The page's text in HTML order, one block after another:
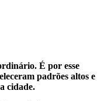
É por esse
padrões altos e
cidade.